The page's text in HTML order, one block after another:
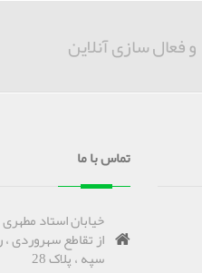
و فعال سازی آنلاین
تماس با ما
خیابان استاد
از تقاطع سهروردی ،
سپه ، پلاک 28